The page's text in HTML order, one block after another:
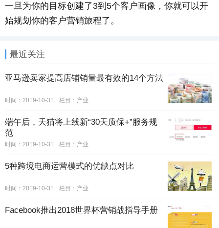
一旦为你的目标创建了3到5个客户画像，你就可以开
始规划你的客户营销旅程了。
最近关注
亚马逊卖家提高店铺销量最有效的14个方法
时间：2019-10-31 栏目： 产业
端午后，天猫将上线新“30天质保+”服务规
范
时间：2019-10-31 栏目： 产业
5种跨境电商运营模式的优缺点对比
时间：2019-10-31 栏目： 产业
Facebook推出2018世界杯营销战指导手册